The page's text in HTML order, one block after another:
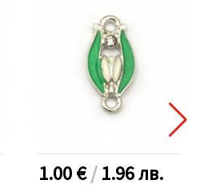
1.00 €/1.96лв.